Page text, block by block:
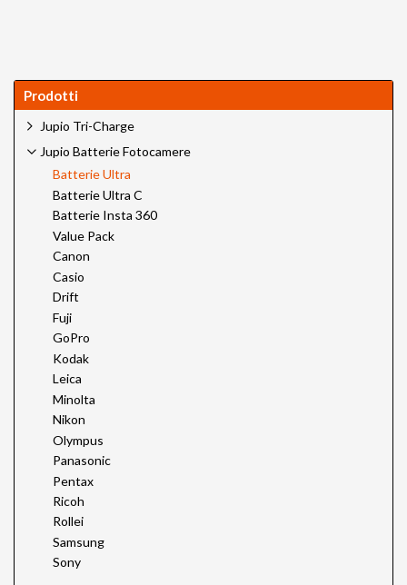
Prodotti
Jupio Tri-Charge
Jupio Batterie Fotocamere
Batterie Ultra
Batterie Ultra C
Batterie Insta 360
Value Pack
Canon
Casio
Drift
Fuji
GoPro
Kodak
Leica
Minolta
Nikon
Olympus
Panasonic
Pentax
Ricoh
Rollei
Samsung
Sony